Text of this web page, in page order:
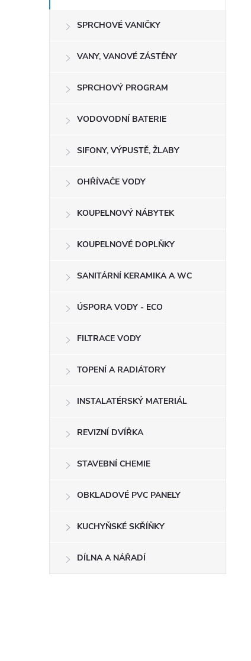
e
SPRCHOVÉ VANIČKY
VANY, VANOVÉ ZÁSTĚNY
SPRCHOVÝ PROGRAM
VODOVODNÍ BATERIE
SIFONY, VÝPUSTĚ, ŽLABY
OHŘÍVAČE VODY
KOUPELNOVÝ NÁBYTEK
KOUPELNOVÉ DOPLŇKY
SANITÁRNÍ KERAMIKA A WC
ÚSPORA VODY - ECO
FILTRACE VODY
TOPENÍ A RADIÁTORY
INSTALATÉRSKÝ MATERIÁL
REVIZNÍ DVÍŘKA
STAVEBNÍ CHEMIE
OBKLADOVÉ PVC PANELY
KUCHYŇSKÉ SKŘÍŇKY
DÍLNA A NÁŘADÍ